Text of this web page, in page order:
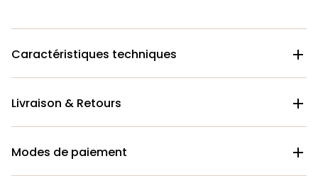
Caractéristiques techniques 
Livraison & Retours 
Modes de paiement 